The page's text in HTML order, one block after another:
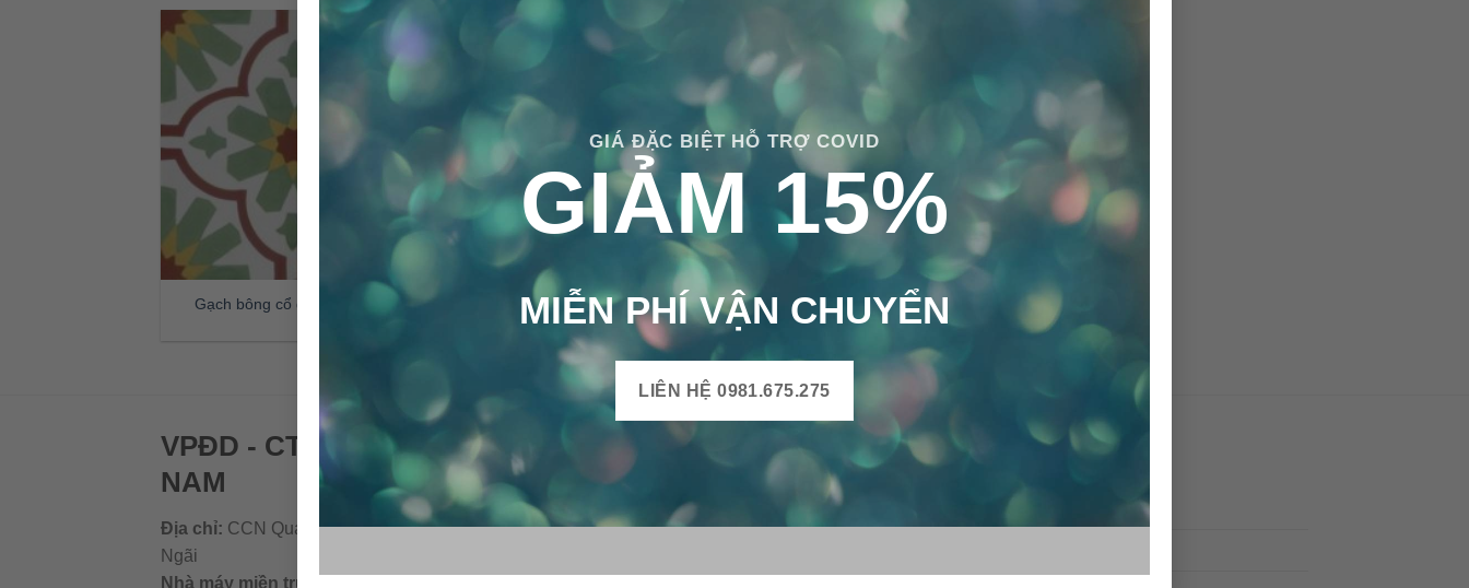
GIÁ ĐẶC BIỆT HỖ TRỢ COVID
GIẢM 15%
MIỄN PHÍ VẬN CHUYỂN
LIÊN HỆ 0981.675.275
Gạch bông cổ điển CTS 16.2
VPĐD - CTY TNHH GẠCH BÔNG VIỆT
NAM
Địa chỉ: CCN Quán Lát, Xã Đức Chánh, Huyện Mộ Đức, Tỉnh Quảng
Ngãi
Nhà máy miền trung:
THÔNG TIN SẢN PHẨM
Mô tả sản phẩm gạch bông